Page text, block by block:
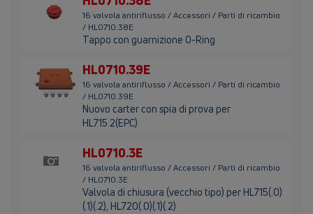
16 valvola antiriflusso / Accessori / Parti di ricambio
/ HL0710.38E
Tappo con guarnizione O-Ring
HL0710.39E
16 valvola antiriflusso / Accessori / Parti di ricambio
/ HL0710.39E
Nuovo carter con spia di prova per
HL715.2(EPC)
HL0710.3E
16 valvola antiriflusso / Accessori / Parti di ricambio
/ HL0710.3E
Valvola di chiusura (vecchio tipo) per HL715(.0)
(.1)(.2), HL720(.0)(.1)(.2)